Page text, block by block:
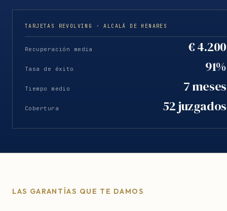
TARJETAS REVOLVING · ALCALÁ DE HENARES
Recuperación media € 4.200
Tasa de éxito 91%
Tiempo medio 7 meses
Cobertura 52 juzgados
LAS GARANTÍAS QUE TE DAMOS